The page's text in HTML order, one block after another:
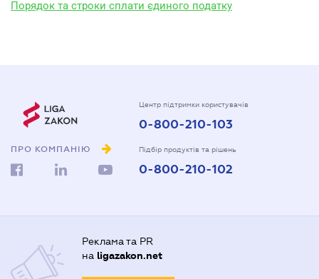
Порядок та строки сплати єдиного податку
ПРО КОМПАНІЮ
Центр підтримки користувачів
0-800-210-103
Підбір продуктів та рішень
0-800-210-102
Реклама та PR
на ligazakon.net